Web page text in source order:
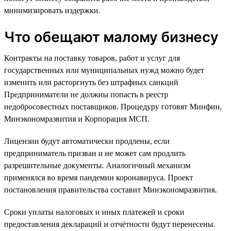
минимизировать издержки.
Что обещают малому бизнесу
Контракты на поставку товаров, работ и услуг для
государственных или муниципальных нужд можно будет
изменить или расторгнуть без штрафных санкций
Предприниматели не должны попасть в реестр
недобросовестных поставщиков. Процедуру готовят Минфин,
Минэкономразвития и Корпорация МСП.
Лицензии будут автоматически продлены, если
предприниматель призван и не может сам продлить
разрешительные документы. Аналогичный механизм
применялся во время пандемии коронавируса. Проект
постановления правительства составит Минэкономразвития.
Сроки уплаты налоговых и иных платежей и сроки
предоставления деклараций и отчётности будут перенесены.